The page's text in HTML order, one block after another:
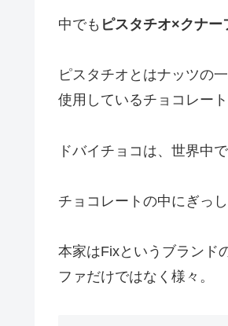
中でも ピスタチオ×クナー
ピスタチオとはナッツの
使用しているチョコレー
ドバイチョコは、世界中
チョコレートの中にぎっ
本家はFixというブランド
ファだけではなく様々。